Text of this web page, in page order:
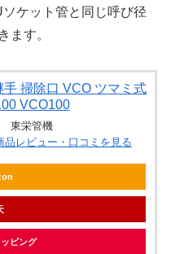
ケット管と同じ呼び径
ます。
手 掃除口 VCO ツマミ式
VCO100
東栄管機
品レビュー・口コミを見る
ピング